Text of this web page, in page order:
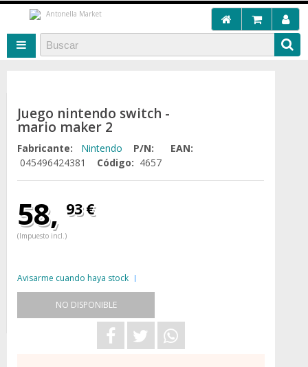
Juego nintendo switch -
mario maker 2
Fabricante: Nintendo P/N:
EAN:
045496424381 Código: 4657
58, 93 €
(Impuesto incl.)
Avisarme cuando haya stock
NO DISPONIBLE